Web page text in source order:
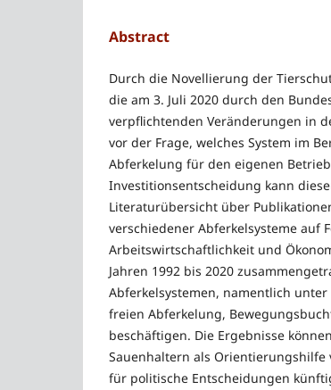
Abstract
Durch die Novellierung der
die am 3. Juli 2020 durch den
verpflichtenden Veränderungen in
vor der Frage, welches System im
Abferkelung für den eigenen
Investitionsentscheidung kann
Literaturübersicht über
verschiedener Abferkelsysteme auf
Arbeitswirtschaftlichkeit und
Jahren 1992 bis 2020
Abferkelsystemen, namentlich
freien Abferkelung,
beschäftigen. Die Ergebnisse
Sauenhaltern als
für politische Entscheidungen